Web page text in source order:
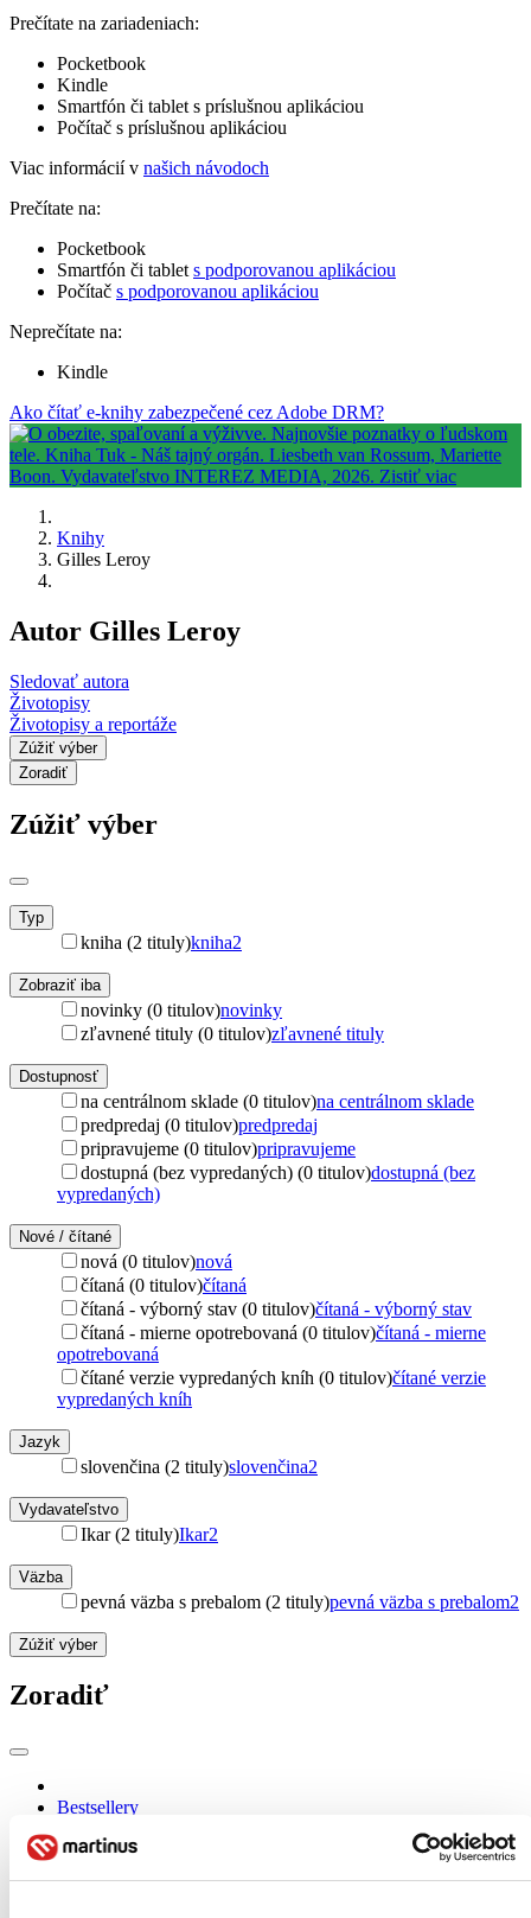
Prečítate na zariadeniach:
Pocketbook
Kindle
Smartfón či tablet s príslušnou aplikáciou
Počítač s príslušnou aplikáciou
Viac informácií v našich návodoch
Prečítate na:
Pocketbook
Smartfón či tablet s podporovanou aplikáciou
Počítač s podporovanou aplikáciou
Neprečítate na:
Kindle
Ako čítať e-knihy zabezpečené cez Adobe DRM?
Knihy
Gilles Leroy
Autor Gilles Leroy
Sledovať autora
Životopisy
Životopisy a reportáže
Zúžiť výber
Zoradiť
Zúžiť výber
Typ
kniha (2 tituly)kniha2
Zobraziť iba
novinky (0 titulov)novinky
zľavnené tituly (0 titulov)zľavnené tituly
Dostupnosť
na centrálnom sklade (0 titulov)na centrálnom sklade
predpredaj (0 titulov)predpredaj
pripravujeme (0 titulov)pripravujeme
dostupná (bez vypredaných) (0 titulov)dostupná (bez
vypredaných)
Nové / čítané
nová (0 titulov)nová
čítaná (0 titulov)čítaná
čítaná - výborný stav (0 titulov)čítaná - výborný stav
čítaná - mierne opotrebovaná (0 titulov)čítaná - mierne
opotrebovaná
čítané verzie vypredaných kníh (0 titulov)čítané verzie
vypredaných kníh
Jazyk
slovenčina (2 tituly)slovenčina2
Vydavateľstvo
Ikar (2 tituly)Ikar2
Väzba
pevná väzba s prebalom (2 tituly)pevná väzba s prebalom2
Zúžiť výber
Zoradiť
Bestsellery
Novinky